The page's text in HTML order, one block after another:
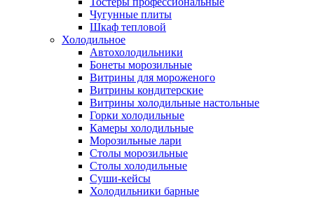
Чугунные плиты
Шкаф тепловой
Холодильное
Автохолодильники
Бонеты морозильные
Витрины для мороженого
Витрины кондитерские
Витрины холодильные настольные
Горки холодильные
Камеры холодильные
Морозильные лари
Столы морозильные
Столы холодильные
Суши-кейсы
Холодильники барные